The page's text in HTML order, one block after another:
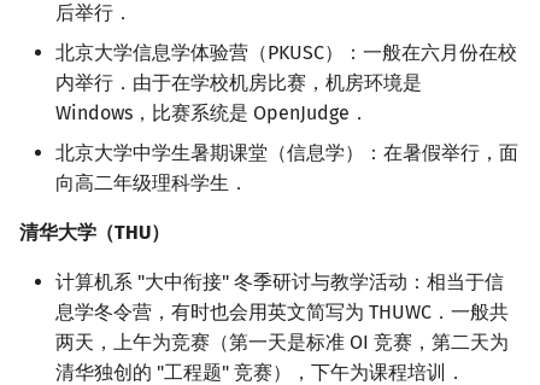
后举行．
北京大学信息学体验营（PKUSC）：一般在六月份在校
内举行．由于在学校机房比赛，机房环境是
Windows，比赛系统是 OpenJudge．
北京大学中学生暑期课堂（信息学）：在暑假举行，面
向高二年级理科学生．
清华大学（THU）
计算机系 "大中衔接" 冬季研讨与教学活动：相当于信
息学冬令营，有时也会用英文简写为 THUWC．一般共
两天，上午为竞赛（第一天是标准 OI 竞赛，第二天为
清华独创的 "工程题" 竞赛），下午为课程培训．